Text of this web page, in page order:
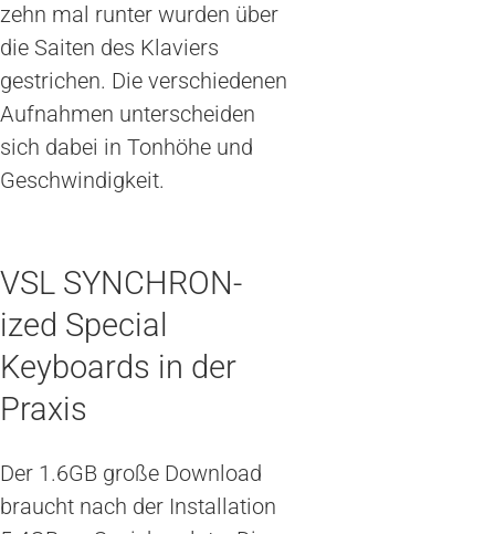
zehn mal runter wurden über
die Saiten des Klaviers
gestrichen. Die verschiedenen
Aufnahmen unterscheiden
sich dabei in Tonhöhe und
Geschwindigkeit.
VSL SYNCHRON-
ized Special
Keyboards in der
Praxis
Der 1.6GB große Download
braucht nach der Installation